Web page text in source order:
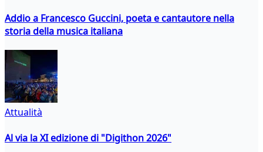
Addio a Francesco Guccini, poeta e cantautore nella
storia della musica italiana
Attualità
Al via la XI edizione di "Digithon 2026"